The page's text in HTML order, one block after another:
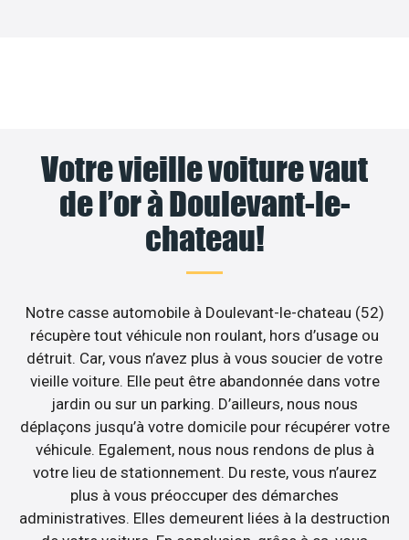
Votre vieille voiture vaut
de l’or à Doulevant-le-
chateau!
Notre casse automobile à Doulevant-le-chateau (52)
récupère tout véhicule non roulant, hors d’usage ou
détruit. Car, vous n’avez plus à vous soucier de votre
vieille voiture. Elle peut être abandonnée dans votre
jardin ou sur un parking. D’ailleurs, nous nous
déplaçons jusqu’à votre domicile pour récupérer votre
véhicule. Egalement, nous nous rendons de plus à
votre lieu de stationnement. Du reste, vous n’aurez
plus à vous préoccuper des démarches
administratives. Elles demeurent liées à la destruction